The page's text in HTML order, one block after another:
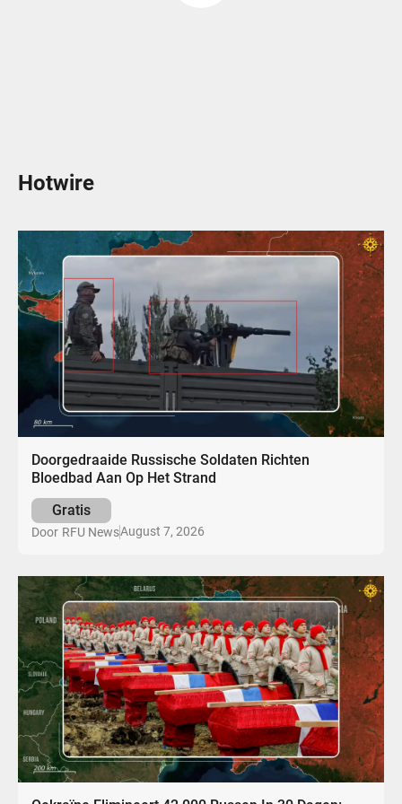
Hotwire
Doorgedraaide Russische Soldaten Richten
Bloedbad Aan Op Het Strand
Gratis
Door RFU NewsAugust 7, 2026